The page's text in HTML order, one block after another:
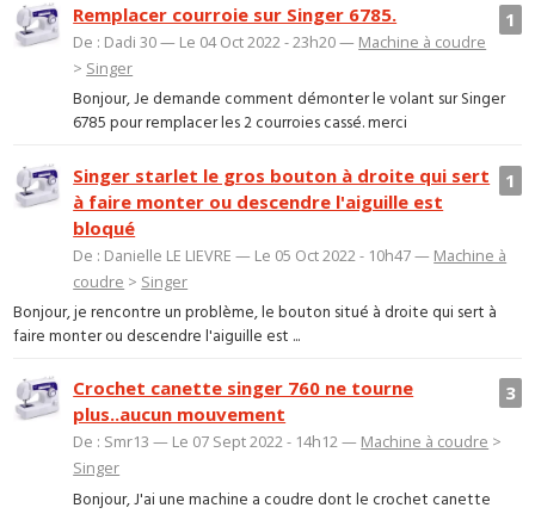
1
Remplacer courroie sur Singer 6785.
De : Dadi 30 — Le 04 Oct 2022 - 23h20 — Machine à coudre
> Singer
Bonjour, Je demande comment démonter le volant sur Singer
6785 pour remplacer les 2 courroies cassé. merci
1
Singer starlet le gros bouton à droite qui sert
à faire monter ou descendre l'aiguille est
bloqué
De : Danielle LE LIEVRE — Le 05 Oct 2022 - 10h47 — Machine à
coudre > Singer
Bonjour, je rencontre un problème, le bouton situé à droite qui sert à
faire monter ou descendre l'aiguille est ...
3
Crochet canette singer 760 ne tourne
plus..aucun mouvement
De : Smr13 — Le 07 Sept 2022 - 14h12 — Machine à coudre >
Singer
Bonjour, J'ai une machine a coudre dont le crochet canette